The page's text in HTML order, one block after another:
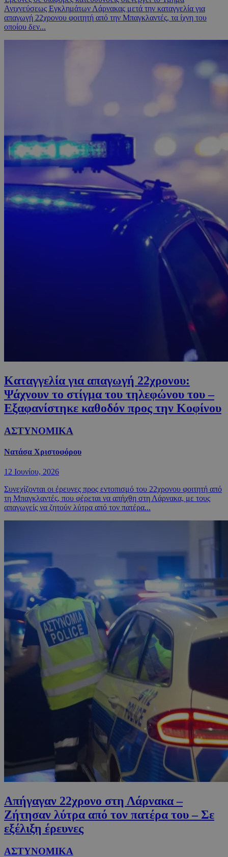
Ανιχνεύσεως Εγκλημάτων Λάρνακας μετά την καταγγελία για
απαγωγή 22χρονου φοιτητή από την Μπαγκλαντές, τα ίχνη του
οποίου δεν...
Καταγγελία για απαγωγή 22χρονου:
Ψάχνουν το στίγμα του τηλεφώνου του –
Εξαφανίστηκε καθοδόν προς την Κοφίνου
ΑΣΤΥΝΟΜΙΚΑ
Νατάσα Χριστοφόρου
12 Ιουνίου, 2026
Συνεχίζονται οι έρευνες προς εντοπισμό του 22χρονου φοιτητή από
τη Μπαγκλαντές, που φέρεται να απήχθη στη Λάρνακα, με τους
απαγωγείς να ζητούν λύτρα από τον πατέρα...
Απήγαγαν 22χρονο στη Λάρνακα –
Ζήτησαν λύτρα από τον πατέρα του – Σε
εξέλιξη έρευνες
ΑΣΤΥΝΟΜΙΚΑ